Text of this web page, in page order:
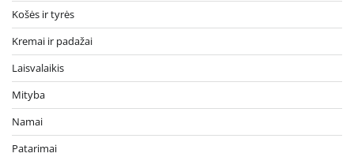
Košės ir tyrės
Kremai ir padažai
Laisvalaikis
Mityba
Namai
Patarimai